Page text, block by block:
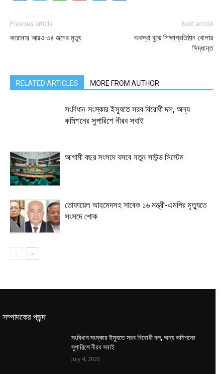
Previous article
করোনায় আরও ৩৪ জনের মৃত্যু
Next article
অবস্থা বুঝে শিক্ষাপ্রতিষ্ঠান খোলার
সিদ্ধান্ত
RELATED ARTICLES MORE FROM AUTHOR
সংবিধান সংস্কার ইস্যুতে সরব বিরোধী দল, অন্য
কমিশনের সুপারিশে নীরব সবাই
আগামী বছর সংসদে বসবে নতুন সাউন্ড সিস্টেম
তোফায়েল আহমেদসহ সাবেক ১৬ মন্ত্রী-এমপির মৃত্যুতে
সংসদে শোক
সম্পাদকের পছন্দ
সংবিধান সংস্কার ইস্যুতে সরব বিরোধী দল, অন্য কমিশনের
সুপারিশে নীরব সবাই
July 4, 2026